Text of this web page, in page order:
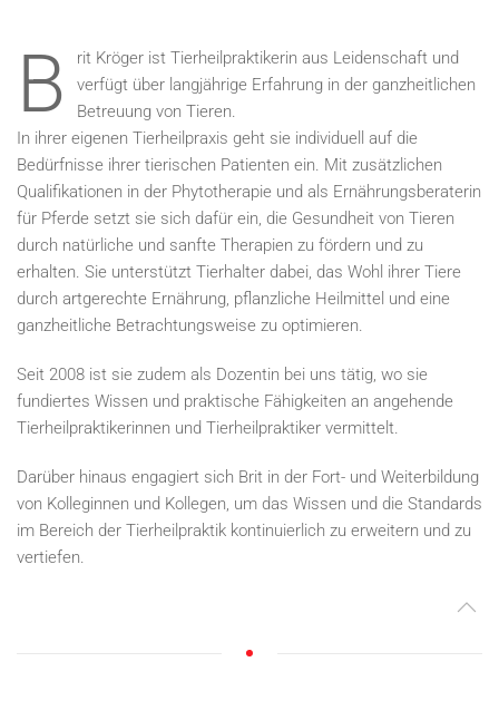
B
rit Kröger ist Tierheilpraktikerin aus Leidenschaft und
verfügt über langjährige Erfahrung in der ganzheitlichen
Betreuung von Tieren.
In ihrer eigenen Tierheilpraxis geht sie individuell auf die
Bedürfnisse ihrer tierischen Patienten ein. Mit zusätzlichen
Qualifikationen in der Phytotherapie und als Ernährungsberaterin
für Pferde setzt sie sich dafür ein, die Gesundheit von Tieren
durch natürliche und sanfte Therapien zu fördern und zu
erhalten. Sie unterstützt Tierhalter dabei, das Wohl ihrer Tiere
durch artgerechte Ernährung, pflanzliche Heilmittel und eine
ganzheitliche Betrachtungsweise zu optimieren.
Seit 2008 ist sie zudem als Dozentin bei uns tätig, wo sie
fundiertes Wissen und praktische Fähigkeiten an angehende
Tierheilpraktikerinnen und Tierheilpraktiker vermittelt.
Darüber hinaus engagiert sich Brit in der Fort- und Weiterbildung
von Kolleginnen und Kollegen, um das Wissen und die Standards
im Bereich der Tierheilpraktik kontinuierlich zu erweitern und zu
vertiefen.